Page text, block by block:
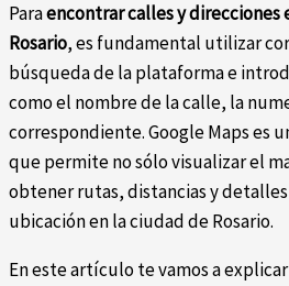
Paraencontrar calles y direcciones
Rosario, es fundamental utilizar
búsqueda de la plataforma e
como el nombre de la calle, la
correspondiente. Google Maps es
que permite no sólo visualizar el
obtener rutas, distancias y
ubicación en la ciudad de Rosario.
En este artículo te vamos a